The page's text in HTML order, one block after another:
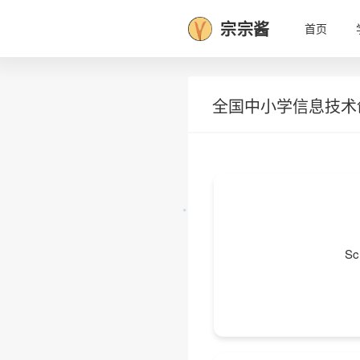
宗宗酱 首页
全国中小学信息技